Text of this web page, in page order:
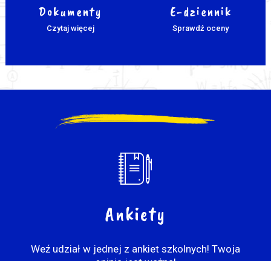
Dokumenty
Czytaj więcej
E-dziennik
Sprawdź oceny
Ankiety
Weź udział w jednej z ankiet szkolnych! Twoja